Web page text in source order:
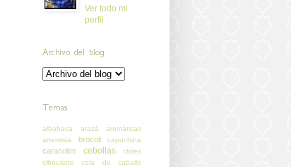
Ver todo mi
perfil
Archivo del blog
Temas
albahaca arazá
aromáticas
artemisia
brocoli capuchina
caracoles cebollas
chiles
ciboulette
cola de caballo